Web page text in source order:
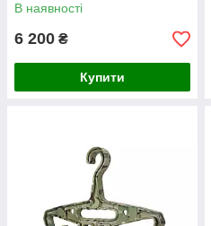
В наявності
6 200 ₴
Купити